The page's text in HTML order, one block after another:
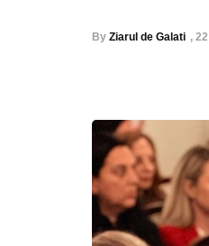
By Ziarul de Galati ,